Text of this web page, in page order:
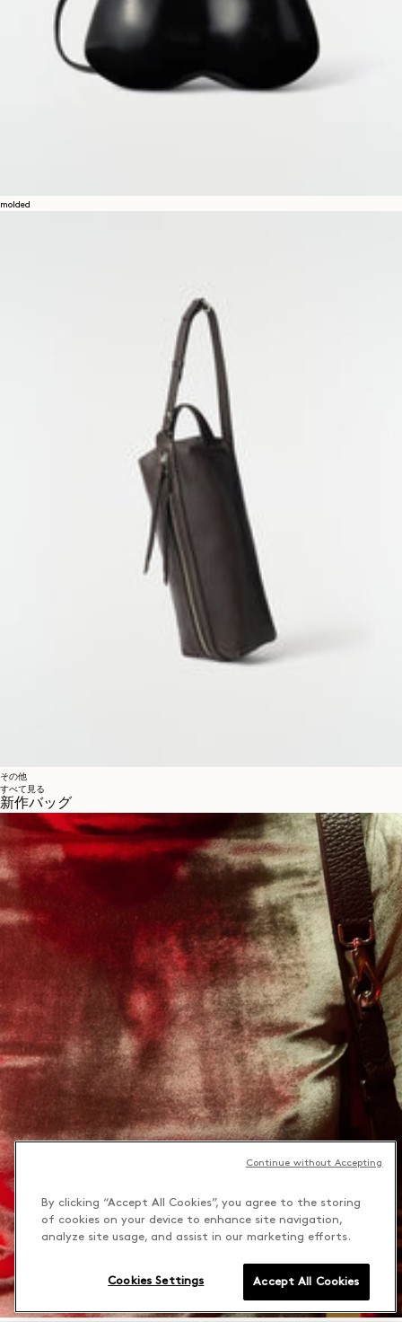
molded
その他
すべて見る
新作バッグ
By clicking “Accept All Cookies”, you agree to the storing
of cookies on your device to enhance site navigation,
analyze site usage, and assist in our marketing efforts.
Accept All Cookies
Cookies Settings
Continue without Accepting